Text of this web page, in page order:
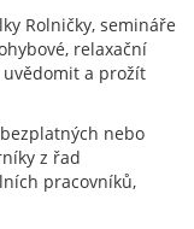
Rolničky, semináře
relaxační
a prožít
nebo
z řad
pracovníků,